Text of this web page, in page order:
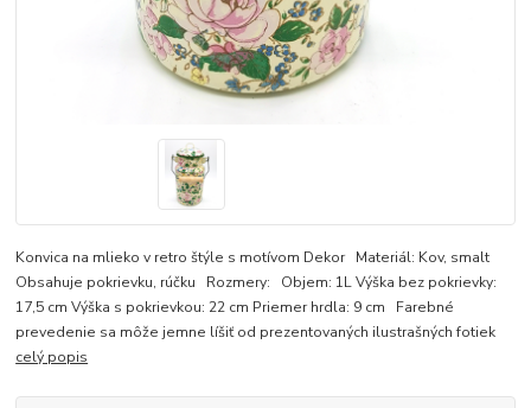
Konvica na mlieko v retro štýle s motívom Dekor Materiál: Kov, smalt
Obsahuje pokrievku, rúčku Rozmery: Objem: 1L Výška bez pokrievky:
17,5 cm Výška s pokrievkou: 22 cm Priemer hrdla: 9 cm Farebné
prevedenie sa môže jemne líšiť od prezentovaných ilustrašných fotiek
celý popis